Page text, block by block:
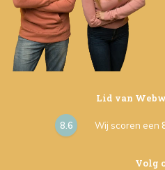
Lid van
8.6 Wij scoren een
Volg